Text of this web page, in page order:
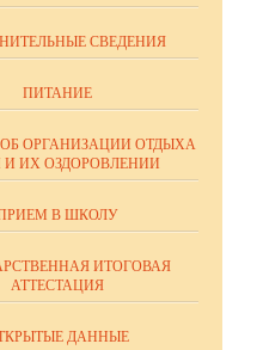
СВЕДЕНИЯ
ПИТАНИЕ
ОРГАНИЗАЦИИ ОТДЫХА
И ИХ ОЗДОРОВЛЕНИИ
В ШКОЛУ
ИТОГОВАЯ
АТТЕСТАЦИЯ
ДАННЫЕ